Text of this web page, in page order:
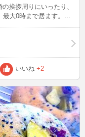
挨拶周りにいったり、
大0時まで居ます。隣
いいね +2